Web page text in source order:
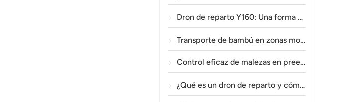
Dron de reparto Y160: Una forma más segura y eficiente de transportar materiales para torres eléctricas en terrenos montañosos.
Transporte de bambú en zonas montañosas: Cómo el TOPXGUN Y160 abre una nueva ruta desde el bosque hasta el punto de recogida.
Control eficaz de malezas en preemergencia en trigo con el dron agrícola A80.
¿Qué es un dron de reparto y cómo funciona la entrega mediante drones?